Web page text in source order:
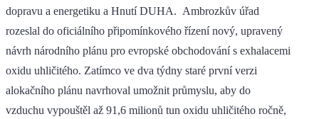
dopravu a energetiku a Hnutí DUHA. Ambrozkův úřad
rozeslal do oficiálního připomínkového řízení nový, upravený
návrh národního plánu pro evropské obchodování s exhalacemi
oxidu uhličitého. Zatímco ve dva týdny staré první verzi
alokačního plánu navrhoval umožnit průmyslu, aby do
vzduchu vypouštěl až 91,6 milionů tun oxidu uhličitého ročně,